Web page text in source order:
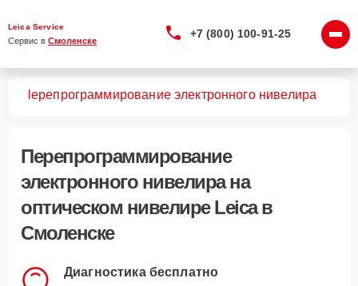
Leica Service
Сервис в Смоленске
+7 (800) 100-91-25
Перепрограммирование электронного нивелира
Перепрограммирование
электронного нивелирана
оптическом нивелире Leica в
Смоленске
Диагностика бесплатно